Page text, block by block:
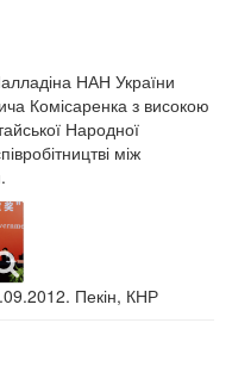
НАН України
Комісаренка з високою
Народної
між
Пекін, КНР